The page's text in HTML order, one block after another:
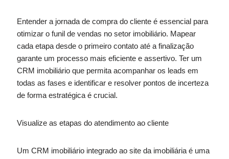
Entender a jornada de compra do cliente é essencial para
otimizar o funil de vendas no setor imobiliário. Mapear
cada etapa desde o primeiro contato até a finalização
garante um processo mais eficiente e assertivo. Ter um
CRM imobiliário que permita acompanhar os leads em
todas as fases e identificar e resolver pontos de incerteza
de forma estratégica é crucial.
Visualize as etapas do atendimento ao cliente
Um CRM imobiliário integrado ao site da imobiliária é uma